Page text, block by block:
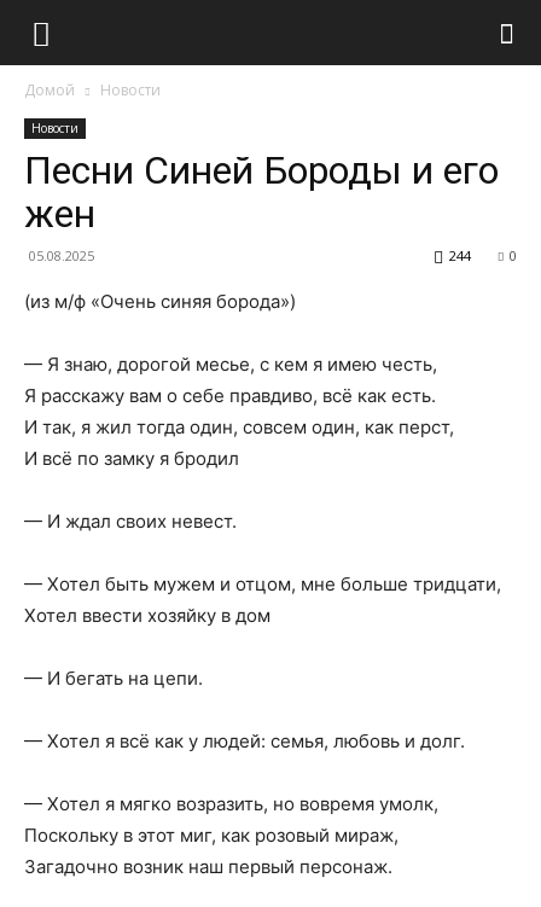
Домой Новости
Новости
Песни Синей Бороды и его
жен
05.08.2025 0
244
(из м/ф «Очень синяя борода»)
— Я знаю, дорогой месье, с кем я имею честь,
Я расскажу вам о себе правдиво, всё как есть.
И так, я жил тогда один, совсем один, как перст,
И всё по замку я бродил
— И ждал своих невест.
— Хотел быть мужем и отцом, мне больше тридцати,
Хотел ввести хозяйку в дом
— И бегать на цепи.
— Хотел я всё как у людей: семья, любовь и долг.
— Хотел я мягко возразить, но вовремя умолк,
Поскольку в этот миг, как розовый мираж,
Загадочно возник наш первый персонаж.